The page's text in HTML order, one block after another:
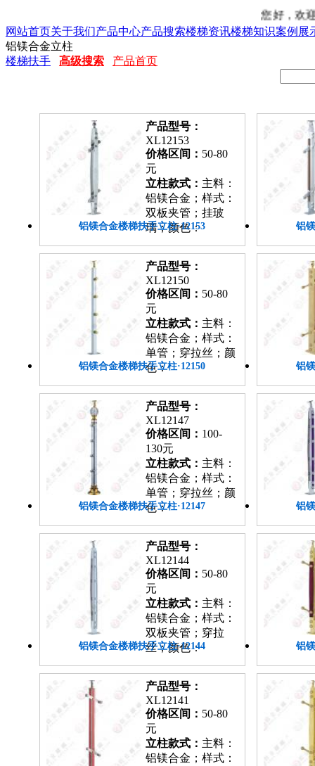
您好，欢
网站首页关于我们产品中心产品搜索楼梯资讯楼梯知识案例展
铝镁合金立柱
楼梯扶手
高级搜索 产品首页
产品型号：
XL12153
价格区间： 50-80
元
立柱款式： 主料：
铝镁合金；样式：
双板夹管；挂玻
璃；颜色：
铝镁合金楼梯扶手立柱·12153 铝
产品型号：
XL12150
价格区间： 50-80
元
立柱款式： 主料：
铝镁合金；样式：
单管；穿拉丝；颜
色：
铝镁合金楼梯扶手立柱·12150 铝
产品型号：
XL12147
价格区间： 100-
130元
立柱款式： 主料：
铝镁合金；样式：
单管；穿拉丝；颜
色：
铝镁合金楼梯扶手立柱·12147 铝
产品型号：
XL12144
价格区间： 50-80
元
立柱款式： 主料：
铝镁合金；样式：
双板夹管；穿拉
丝；颜色：
铝镁合金楼梯扶手立柱·12144 铝
产品型号：
XL12141
价格区间： 50-80
元
立柱款式： 主料：
铝镁合金；样式：